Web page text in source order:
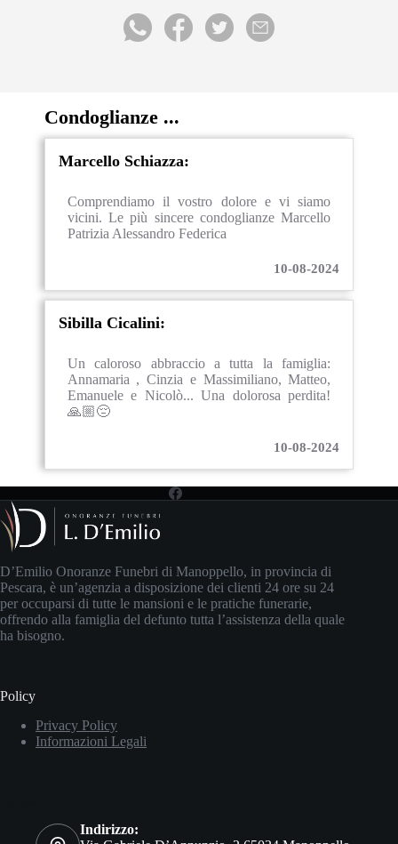
Condoglianze ...
Marcello Schiazza:
Comprendiamo il vostro dolore e vi siamo
vicini. Le più sincere condoglianze Marcello
Patrizia Alessandro Federica
10-08-2024
Sibilla Cicalini:
Un caloroso abbraccio a tutta la famiglia:
Annamaria , Cinzia e Massimiliano, Matteo,
Emanuele e Nicolò... Una dolorosa perdita!
🙏🏼😔
10-08-2024
D’Emilio Onoranze Funebri di Manoppello, in provincia di
Pescara, è un’agenzia a disposizione dei clienti 24 ore su 24
per occuparsi di tutte le mansioni e le pratiche funerarie,
offrendo alla famiglia del defunto tutta l’assistenza della quale
ha bisogno.
Policy
Privacy Policy
Informazioni Legali
Indirizzo: